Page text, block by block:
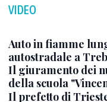
VIDEO
Auto in fiamme
autostradale a
Il giuramento dei
della scuola
Il prefetto di